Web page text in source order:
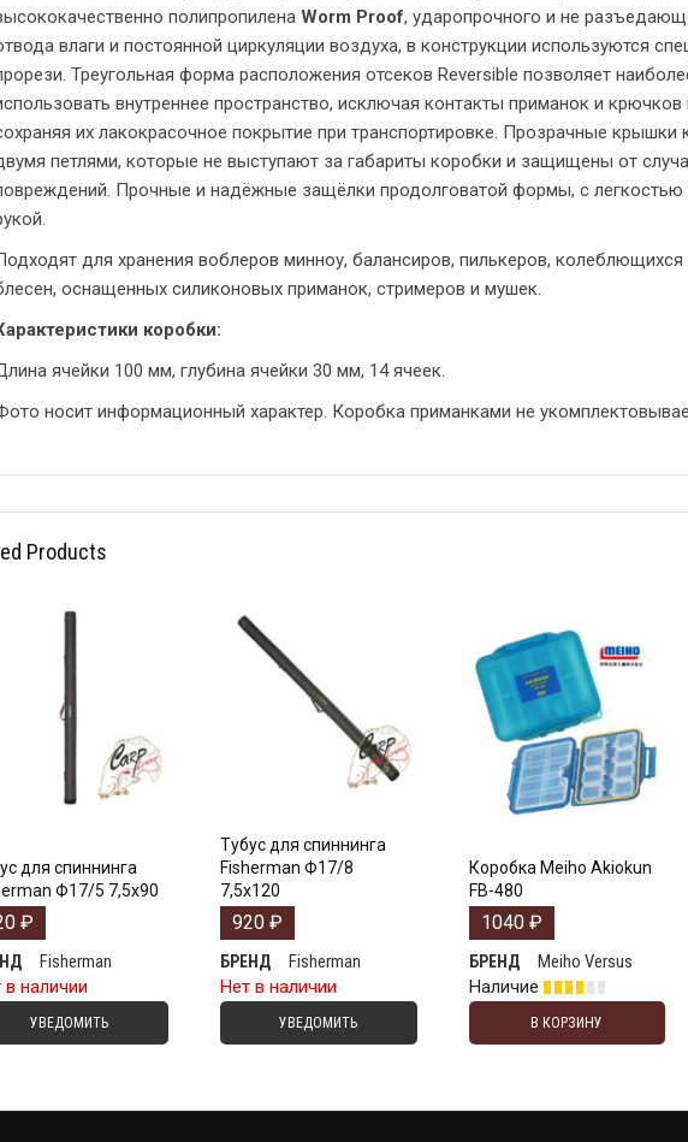
полипропилена Worm Proof, ударопрочного и не
влаги и постоянной циркуляции воздуха, в конструкции используются
Треугольная форма расположения отсеков Reversible позволяет
внутреннее пространство, исключая контакты приманок и
их лакокрасочное покрытие при транспортировке. Прозрачные крышки
петлями, которые не выступают за габариты коробки и защищены от
Прочные и надёжные защёлки продолговатой формы, с
для хранения воблеров минноу, балансиров, пилькеров,
оснащенных силиконовых приманок, стримеров и мушек.
коробки:
ячейки 100 мм, глубина ячейки 30 мм, 14 ячеек.
носит информационный характер. Коробка приманками не
Products
для спиннинга
Ф17/5 7,5х90
₽
Fisherman
в наличии
УВЕДОМИТЬ
Тубус для спиннинга
Fisherman Ф17/8
7,5х120
920 ₽
БРЕНД
Fisherman
Нет в наличии
УВЕДОМИТЬ
Коробка Meiho Akiokun
FB-480
1040 ₽
БРЕНД
Meiho Versus
Наличие
В КОРЗИНУ